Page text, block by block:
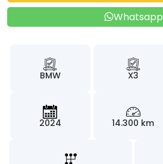
Whatsapp
BMW X3
2024 14.300 km